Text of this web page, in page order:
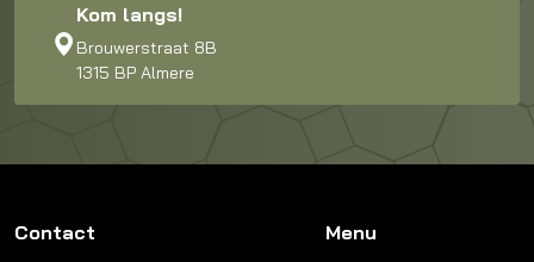
Kom langs!
Brouwerstraat 8B
1315 BP Almere
Contact Menu